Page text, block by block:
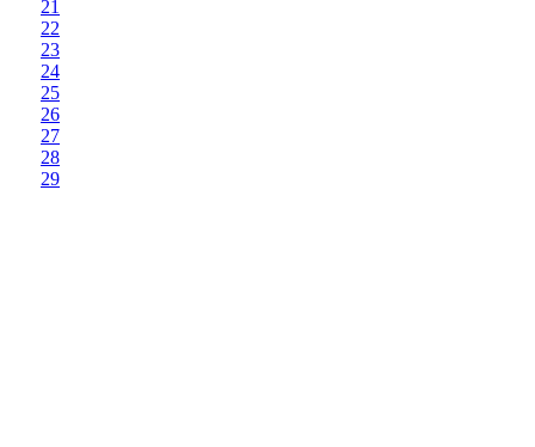
21
22
23
24
25
26
27
28
29